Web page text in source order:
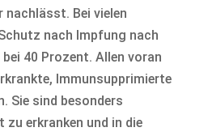
nachlässt. Bei vielen
nach Impfung nach
40 Prozent. Allen voran
Immunsupprimierte
Sie sind besonders
erkranken und in die